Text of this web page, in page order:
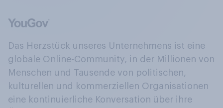
Das Herzstück unseres Unternehmens ist eine
globale Online-Community, in der Millionen von
Menschen und Tausende von politischen,
kulturellen und kommerziellen Organisationen
eine kontinuierliche Konversation über ihre